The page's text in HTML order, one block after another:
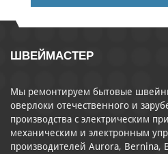
ШВЕЙМАСТЕР
Мы ремонтируем бытовые
оверлоки отечественного и
производства с электрическим
механическим и электронным
производителей Aurora, Bernina,